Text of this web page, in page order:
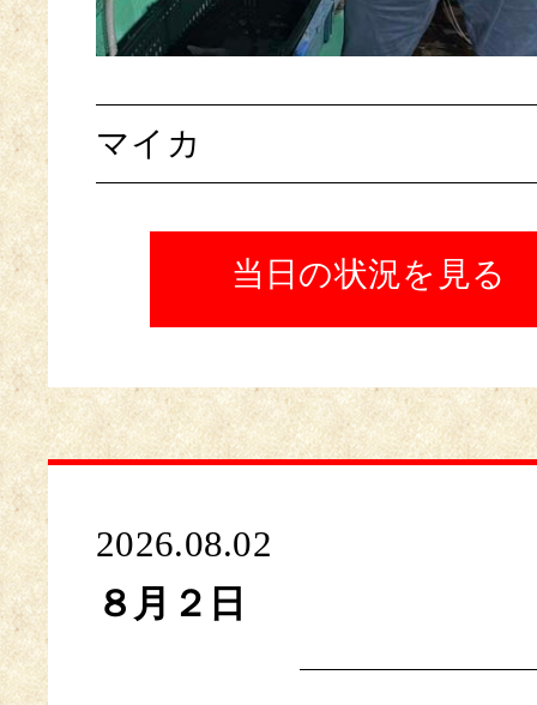
マイカ
当日の状況を見る
2026.08.02
８月２日